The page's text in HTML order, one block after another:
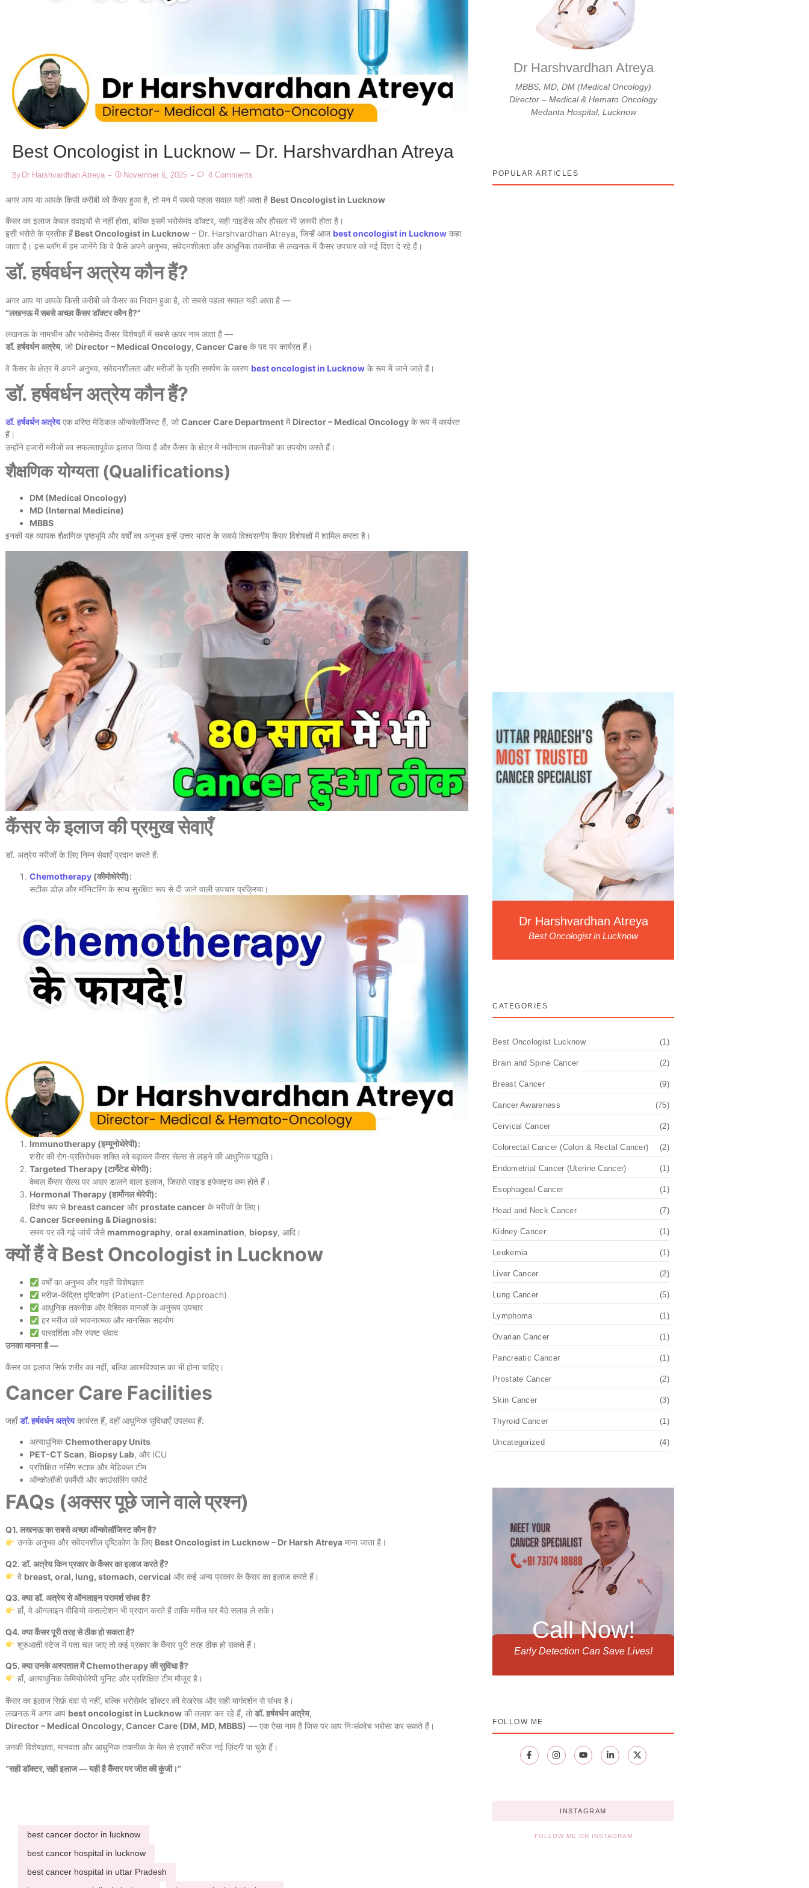
Best Oncologist in Lucknow – Dr. Harshvardhan Atreya
By Dr Harshvardhan Atreya November 6, 2025 4 Comments
अगर आप या आपके किसी करीबी को कैंसर हुआ है, तो मन में सबसे पहला सवाल यही आता है Best Oncologist in Lucknow
कैंसर का इलाज केवल दवाइयों से नहीं होता, बल्कि इसमें भरोसेमंद डॉक्टर, सही गाइडेंस और हौसला भी ज़रूरी होता है।
इसी भरोसे के प्रतीक हैंBest Oncologist in Lucknow – Dr. Harshvardhan Atreya, जिन्हें आज best oncologist in Lucknow कहा
जाता है। इस ब्लॉग में हम जानेंगे कि वे कैसे अपने अनुभव, संवेदनशीलता और आधुनिक तकनीक से लखनऊ में कैंसर उपचार को नई दिशा दे रहे हैं।
डॉ. हर्षवर्धन अत्रेय कौन हैं?
अगर आप या आपके किसी करीबी को कैंसर का निदान हुआ है, तो सबसे पहला सवाल यही आता है —
“लखनऊ में सबसे अच्छा कैंसर डॉक्टर कौन है?”
लखनऊ के नामचीन और भरोसेमंद कैंसर विशेषज्ञों में सबसे ऊपर नाम आता है —
डॉ. हर्षवर्धन अत्रेय, जो Director – Medical Oncology, Cancer Care के पद पर कार्यरत हैं।
वे कैंसर के क्षेत्र में अपने अनुभव, संवेदनशीलता और मरीजों के प्रति समर्पण के कारण best oncologist in Lucknow के रूप में जाने जाते हैं।
डॉ. हर्षवर्धन अत्रेय कौन हैं?
डॉ. हर्षवर्धन अत्रेयएक वरिष्ठ मेडिकल ऑन्कोलॉजिस्ट हैं, जो Cancer Care Department में Director – Medical Oncology के रूप में कार्यरत
हैं।
उन्होंने हजारों मरीजों का सफलतापूर्वक इलाज किया है और कैंसर के क्षेत्र में नवीनतम तकनीकों का उपयोग करते हैं।
शैक्षणिक योग्यता (Qualifications)
DM (Medical Oncology)
MD (Internal Medicine)
MBBS
इनकी यह व्यापक शैक्षणिक पृष्ठभूमि और वर्षों का अनुभव इन्हें उत्तर भारत के सबसे विश्वसनीय कैंसर विशेषज्ञों में शामिल करता है।
कैंसर के इलाज की प्रमुख सेवाएँ
डॉ. अत्रेय मरीजों के लिए निम्न सेवाएँ प्रदान करते हैं:
Chemotherapy (कीमोथेरेपी):
सटीक डोज़ और मॉनिटरिंग के साथ सुरक्षित रूप से दी जाने वाली उपचार प्रक्रिया।
Immunotherapy (इम्यूनोथेरेपी):
शरीर की रोग-प्रतिरोधक शक्ति को बढ़ाकर कैंसर सेल्स से लड़ने की आधुनिक पद्धति।
Targeted Therapy (टार्गेटेड थेरेपी):
केवल कैंसर सेल्स पर असर डालने वाला इलाज, जिससे साइड इफेक्ट्स कम होते हैं।
Hormonal Therapy (हार्मोनल थेरेपी):
विशेष रूप से breast cancer और prostate cancer के मरीजों के लिए।
Cancer Screening & Diagnosis:
समय पर की गई जांचें जैसे mammography, oral examination, biopsy, आदि।
क्यों हैं वे Best Oncologist in Lucknow
वर्षों का अनुभव और गहरी विशेषज्ञता
मरीज-केंद्रित दृष्टिकोण (Patient-Centered Approach)
आधुनिक तकनीक और वैश्विक मानकों के अनुरूप उपचार
हर मरीज को भावनात्मक और मानसिक सहयोग
पारदर्शिता और स्पष्ट संवाद
उनका मानना है —
कैंसर का इलाज सिर्फ शरीर का नहीं, बल्कि आत्मविश्वास का भी होना चाहिए।
Cancer Care Facilities
जहाँडॉ. हर्षवर्धन अत्रेयकार्यरत हैं, वहाँ आधुनिक सुविधाएँ उपलब्ध हैं:
अत्याधुनिकChemotherapy Units
PET-CT Scan, Biopsy Lab, और ICU
प्रशिक्षित नर्सिंग स्टाफ और मेडिकल टीम
ऑन्कोलॉजी फ़ार्मेसी और काउंसलिंग सपोर्ट
FAQs (अक्सर पूछे जाने वाले प्रश्न)
Q1. लखनऊ का सबसे अच्छा ऑन्कोलॉजिस्ट कौन है?
उनके अनुभव और संवेदनशील दृष्टिकोण के लिए Best Oncologist in Lucknow – Dr Harsh Atreyaमाना जाता है।
Q2. डॉ. अत्रेय किन प्रकार के कैंसर का इलाज करते हैं?
वे breast, oral, lung, stomach, cervical और कई अन्य प्रकार के कैंसर का इलाज करते हैं।
Q3. क्या डॉ. अत्रेय से ऑनलाइन परामर्श संभव है?
हाँ, वे ऑनलाइन वीडियो कंसल्टेशन भी प्रदान करते हैं ताकि मरीज घर बैठे सलाह ले सकें।
Q4. क्या कैंसर पूरी तरह से ठीक हो सकता है?
शुरुआती स्टेज में पता चल जाए तो कई प्रकार के कैंसर पूरी तरह ठीक हो सकते हैं।
Q5. क्या उनके अस्पताल में Chemotherapy की सुविधा है?
हाँ, अत्याधुनिक केमियोथेरेपी यूनिट और प्रशिक्षित टीम मौजूद है।
कैंसर का इलाज सिर्फ़ दवा से नहीं, बल्कि भरोसेमंद डॉक्टर की देखरेख और सही मार्गदर्शन से संभव है।
लखनऊ में अगर आप best oncologist in Lucknow की तलाश कर रहे हैं, तो डॉ. हर्षवर्धन अत्रेय,
Director – Medical Oncology, Cancer Care (DM, MD, MBBS) — एक ऐसा नाम है जिस पर आप निःसंकोच भरोसा कर सकते हैं।
उनकी विशेषज्ञता, मानवता और आधुनिक तकनीक के मेल से हज़ारों मरीज नई ज़िंदगी पा चुके हैं।
“सही डॉक्टर, सही इलाज — यही है कैंसर पर जीत की कुंजी।”
best cancer doctor in lucknow
best cancer hospital in lucknow
best cancer hospital in uttar Pradesh
Dr Harshvardhan Atreya
MBBS, MD, DM (Medical Oncology)
Director – Medical & Hemato Oncology
Medanta Hospital, Lucknow
POPULAR ARTICLES
Dr Harshvardhan Atreya
Best Oncologist in Lucknow
CATEGORIES
Best Oncologist Lucknow (1)
Brain and Spine Cancer (2)
Breast Cancer (9)
Cancer Awareness (75)
Cervical Cancer (2)
Colorectal Cancer (Colon & Rectal Cancer) (2)
Endometrial Cancer (Uterine Cancer) (1)
Esophageal Cancer (1)
Head and Neck Cancer (7)
Kidney Cancer (1)
Leukemia (1)
Liver Cancer (2)
Lung Cancer (5)
Lymphoma (1)
Ovarian Cancer (1)
Pancreatic Cancer (1)
Prostate Cancer (2)
Skin Cancer (3)
Thyroid Cancer (1)
Uncategorized (4)
Call Now!
Early Detection Can Save Lives!
FOLLOW ME
INSTAGRAM
FOLLOW ME ON INSTAGRAM